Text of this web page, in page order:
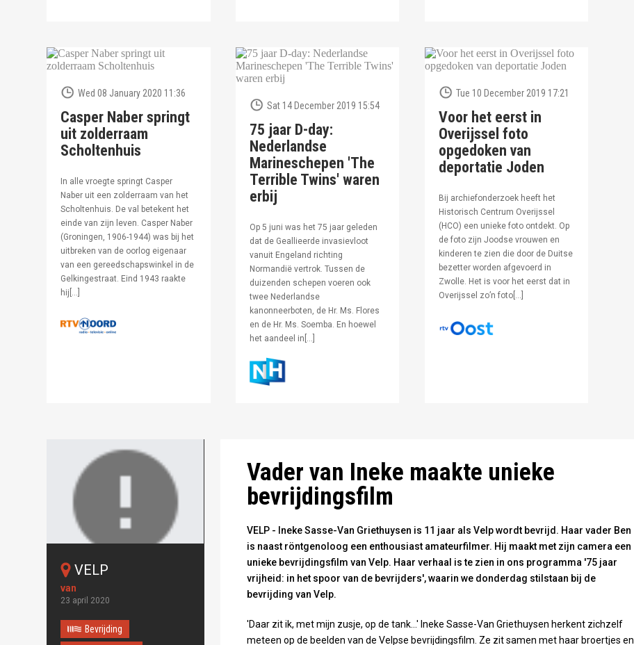
Wed 08 January 2020 11:36
Casper Naber springt
uit zolderraam
Scholtenhuis
In alle vroegte springt Casper
Naber uit een zolderraam van het
Scholtenhuis. De val betekent het
einde van zijn leven. Casper Naber
(Groningen, 1906-1944) was bij het
uitbreken van de oorlog eigenaar
van een gereedschapswinkel in de
Gelkingestraat. Eind 1943 raakte
hij[…]
Sat 14 December 2019 15:54
75 jaar D-day:
Nederlandse
Marineschepen 'The
Terrible Twins' waren
erbij
Op 5 juni was het 75 jaar geleden
dat de Geallieerde invasievloot
vanuit Engeland richting
Normandië vertrok. Tussen de
duizenden schepen voeren ook
twee Nederlandse
kanonneerboten, de Hr. Ms. Flores
en de Hr. Ms. Soemba. En hoewel
het aandeel in[…]
Tue 10 December 2019 17:21
Voor het eerst in
Overijssel foto
opgedoken van
deportatie Joden
Bij archiefonderzoek heeft het
Historisch Centrum Overijssel
(HCO) een unieke foto ontdekt. Op
de foto zijn Joodse vrouwen en
kinderen te zien die door de Duitse
bezetter worden afgevoerd in
Zwolle. Het is voor het eerst dat in
Overijssel zo’n foto[…]
Oops!
Something
This page didn't load Google
VELP
23 april 2020
Bevrijding
Vader van Ineke maakte unieke
bevrijdingsfilm
VELP - Ineke Sasse-Van Griethuysen is 11 jaar als Velp wordt bevrijd. Haar vader Ben
is naast röntgenoloog een enthousiast amateurfilmer. Hij maakt met zijn camera een
unieke bevrijdingsfilm van Velp. Haar verhaal is te zien in ons programma '75 jaar
vrijheid: in het spoor van de bevrijders', waarin we donderdag stilstaan bij de
bevrijding van Velp.
'Daar zit ik, met mijn zusje, op de tank...' Ineke Sasse-Van Griethuysen herkent zichzelf
meteen op de beelden van de Velpse bevrijdingsfilm. Ze zit samen met haar broertjes en